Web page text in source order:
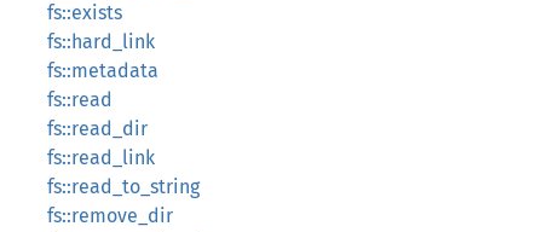
fs::exists
fs::hard_link
fs::metadata
fs::read
fs::read_dir
fs::read_link
fs::read_to_string
fs::remove_dir